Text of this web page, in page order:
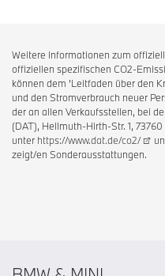
Weitere Informationen zum
offiziellen spezifischen CO2-
können dem 'Leitfaden über den
und den Stromverbrauch neuer
der an allen Verkaufsstellen, bei
(DAT), Hellmuth-Hirth-Str. 1,
unter https://www.dat.de/co2/
zeigt/en Sonderausstattungen.